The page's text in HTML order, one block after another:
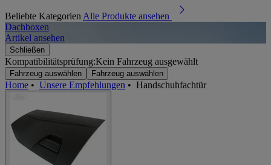
Beliebte Kategorien Alle Produkte ansehen
Dachboxen
Artikel ansehen
Schließen
Kompatibilitätsprüfung:Kein Fahrzeug ausgewählt
Fahrzeug auswählen Fahrzeug auswählen
Home • Unsere Empfehlungen • Handschuhfachtür